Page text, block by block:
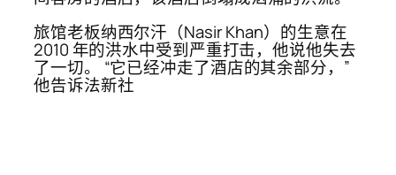
旅馆老板纳西尔汗（Nasir Khan）的生意在
2010 年的洪水中受到严重打击，他说他失去
了一切。 “它已经冲走了酒店的其余部分，”
他告诉法新社